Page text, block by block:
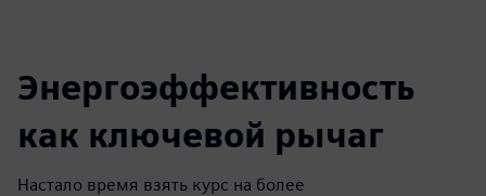
Энергоэффективность
как ключевой рычаг
Настало время взять курс на более